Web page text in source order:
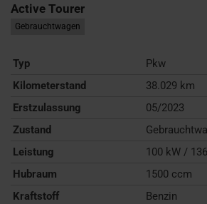
Active Tourer
Gebrauchtwagen
Typ
Pkw
Kilometerstand
38.029 km
Erstzulassung
05/2023
Zustand
Leistung
100 kW /
Hubraum
1500 ccm
Kraftstoff
Benzin